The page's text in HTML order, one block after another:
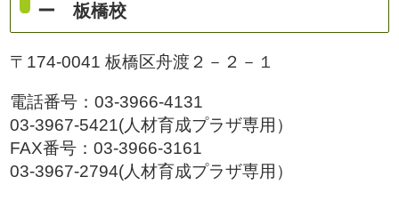
ー 板橋校
〒174-0041 板橋区舟渡２－２－１
電話番号：03-3966-4131
03-3967-5421(人材育成プラザ専用）
FAX番号：03-3966-3161
03-3967-2794(人材育成プラザ専用）